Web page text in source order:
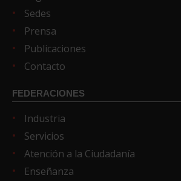
Sedes
Prensa
Publicaciones
Contacto
FEDERACIONES
Industria
Servicios
Atención a la Ciudadanía
Enseñanza